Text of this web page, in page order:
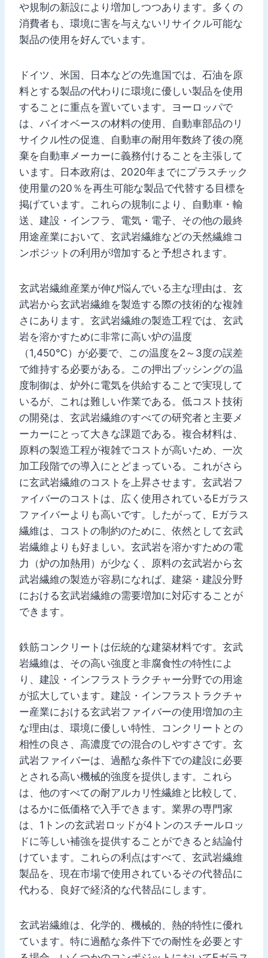
や規制の新設により増加しつつあります。多くの
消費者も、環境に害を与えないリサイクル可能な
製品の使用を好んでいます。
ドイツ、米国、日本などの先進国では、石油を原
料とする製品の代わりに環境に優しい製品を使用
することに重点を置いています。ヨーロッパで
は、バイオベースの材料の使用、自動車部品のリ
サイクル性の促進、自動車の耐用年数終了後の廃
棄を自動車メーカーに義務付けることを主張して
います。日本政府は、2020年までにプラスチック
使用量の20％を再生可能な製品で代替する目標を
掲げています。これらの規制により、自動車・輸
送、建設・インフラ、電気・電子、その他の最終
用途産業において、玄武岩繊維などの天然繊維コ
ンポジットの利用が増加すると予想されます。
玄武岩繊維産業が伸び悩んでいる主な理由は、玄
武岩から玄武岩繊維を製造する際の技術的な複雑
さにあります。玄武岩繊維の製造工程では、玄武
岩を溶かすために非常に高い炉の温度
（1,450℃）が必要で、この温度を2～3度の誤差
で維持する必要がある。この押出ブッシングの温
度制御は、炉外に電気を供給することで実現して
いるが、これは難しい作業である。低コスト技術
の開発は、玄武岩繊維のすべての研究者と主要メ
ーカーにとって大きな課題である。複合材料は、
原料の製造工程が複雑でコストが高いため、一次
加工段階での導入にとどまっている。これがさら
に玄武岩繊維のコストを上昇させます。玄武岩フ
ァイバーのコストは、広く使用されているEガラス
ファイバーよりも高いです。したがって、Eガラス
繊維は、コストの制約のために、依然として玄武
岩繊維よりも好ましい。玄武岩を溶かすための電
力（炉の加熱用）が少なく、原料の玄武岩から玄
武岩繊維の製造が容易になれば、建築・建設分野
における玄武岩繊維の需要増加に対応することが
できます。
鉄筋コンクリートは伝統的な建築材料です。玄武
岩繊維は、その高い強度と非腐食性の特性によ
り、建設・インフラストラクチャー分野での用途
が拡大しています。建設・インフラストラクチャ
ー産業における玄武岩ファイバーの使用増加の主
な理由は、環境に優しい特性、コンクリートとの
相性の良さ、高濃度での混合のしやすさです。玄
武岩ファイバーは、過酷な条件下での建設に必要
とされる高い機械的強度を提供します。これら
は、他のすべての耐アルカリ性繊維と比較して、
はるかに低価格で入手できます。業界の専門家
は、1トンの玄武岩ロッドが4トンのスチールロッ
ドに等しい補強を提供することができると結論付
けています。これらの利点はすべて、玄武岩繊維
製品を、現在市場で使用されているその代替品に
代わる、良好で経済的な代替品にします。
玄武岩繊維は、化学的、機械的、熱的特性に優れ
ています。特に過酷な条件下での耐性を必要とす